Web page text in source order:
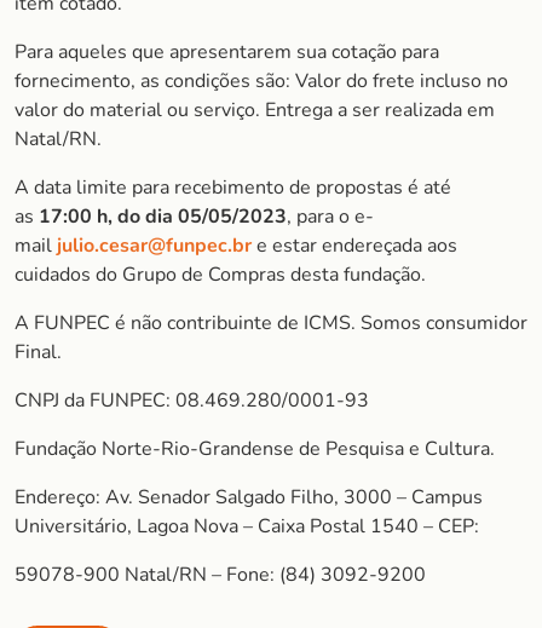
Para aqueles que apresentarem sua cotação para
fornecimento, as condições são: Valor do frete incluso no
valor do material ou serviço. Entrega a ser realizada em
Natal/RN.
A data limite para recebimento de propostas é até
as 17:00 h, do dia 05/05/2023, para o e-
mail julio.cesar@funpec.bre estar endereçada aos
cuidados do Grupo de Compras desta fundação.
A FUNPEC é não contribuinte de ICMS. Somos consumidor
Final.
CNPJ da FUNPEC: 08.469.280/0001-93
Fundação Norte-Rio-Grandense de Pesquisa e Cultura.
Endereço: Av. Senador Salgado Filho, 3000 – Campus
Universitário, Lagoa Nova – Caixa Postal 1540 – CEP:
59078-900 Natal/RN – Fone: (84) 3092-9200